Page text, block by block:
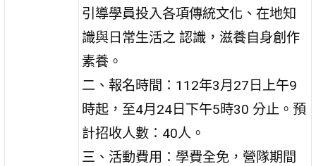
引導學員投入各項傳統文化、在地知
識與日常生活之 認識，滋養自身創作
素養。
二、報名時間：112年3月27日上午9
時起，至4月24日下午5時30 分止。預
計招收人數：40人。
三、活動費用：學費全免，營隊期間